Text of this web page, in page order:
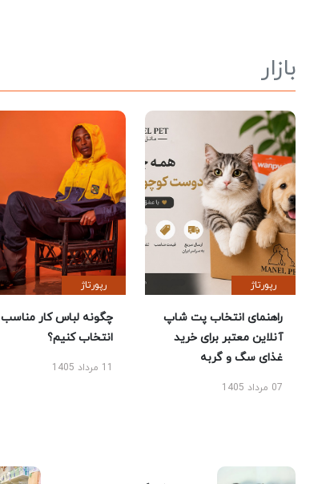
بازار
رپورتاژ
راهنمای انتخاب پت شاپ
آنلاین معتبر برای خرید
غذای سگ و گربه
07 مرداد 1405
رپورتاژ
چگونه لباس کار مناسب
انتخاب کنیم؟
11 مرداد 1405